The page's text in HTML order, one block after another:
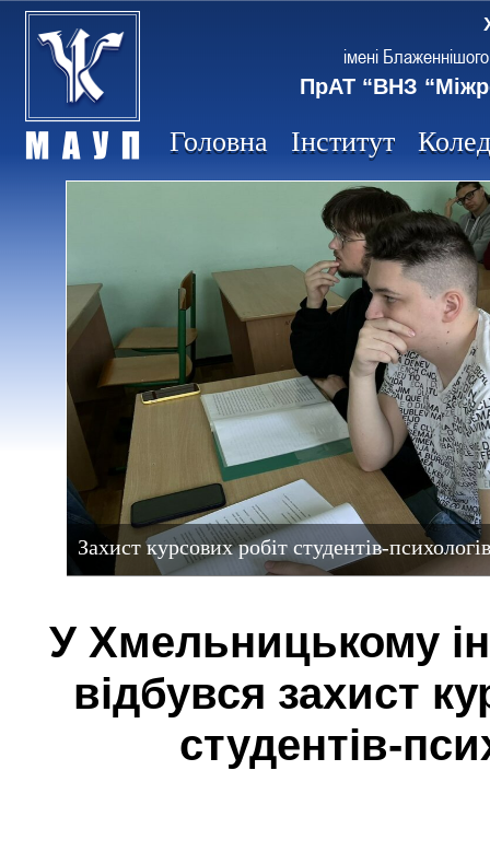
імені
ПрАТ “ВНЗ
Головна Інститут
Захист курсових робіт студентів-психологів
У Хмельницькому
відбувся захист
студентів-